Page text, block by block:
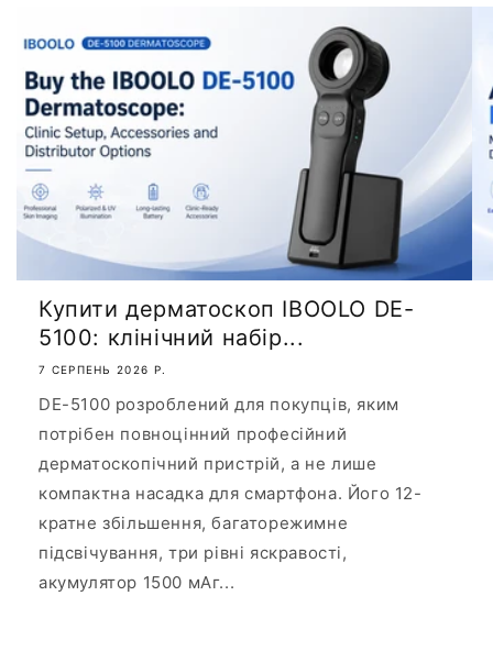
Купити дерматоскоп IBOOLO DE-
5100: клінічний набір...
7 СЕРПЕНЬ 2026 Р.
DE-5100 розроблений для покупців, яким
потрібен повноцінний професійний
дерматоскопічний пристрій, а не лише
компактна насадка для смартфона. Його 12-
кратне збільшення, багаторежимне
підсвічування, три рівні яскравості,
акумулятор 1500 мАг...